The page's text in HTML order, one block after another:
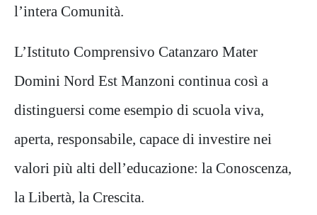
l’intera Comunità.
L’Istituto Comprensivo Catanzaro Mater
Domini Nord Est Manzoni continua così a
distinguersi come esempio di scuola viva,
aperta, responsabile, capace di investire nei
valori più alti dell’educazione: la Conoscenza,
la Libertà, la Crescita.